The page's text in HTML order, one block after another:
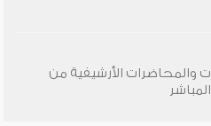
1444هـ
والمحاضرات الأرشيفية من